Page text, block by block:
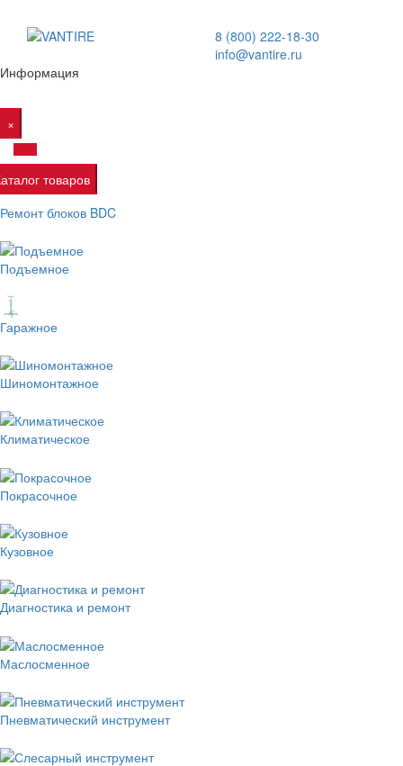
8 (800) 222-18-30
info@vantire.ru
Информация
×
товаров
Ремонт блоков BDC
Подъемное
Гаражное
Шиномонтажное
Климатическое
Покрасочное
Кузовное
Диагностика и ремонт
Маслосменное
Пневматический инструмент